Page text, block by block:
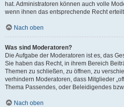
hat. Administratoren können auch volle
wenn ihnen das entsprechende Recht
Nach oben
Was sind Moderatoren?
Die Aufgabe der Moderatoren ist es, das
Sie haben das Recht, in ihrem Bereich
Themen zu schließen, zu öffnen, zu
verhindern Moderatoren, dass Mitglieder
Thema Passendes, oder Beleidigendes
Nach oben